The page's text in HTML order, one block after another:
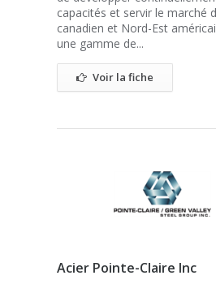
capacités et servir le marché
canadien et Nord-Est
une gamme de...
Voir la fiche
Acier Pointe-Claire Inc